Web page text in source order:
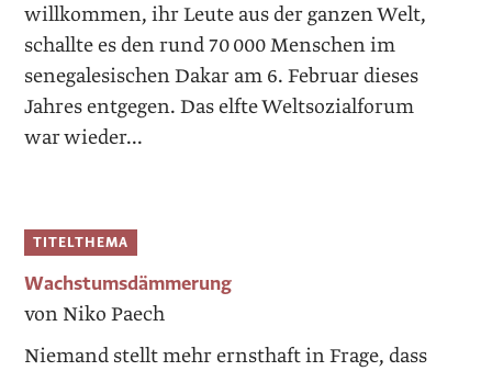
willkommen, ihr Leute aus der ganzen Welt,
schallte es den rund 70 000 Menschen im
senegalesischen Dakar am 6. Februar dieses
Jahres entgegen. Das elfte Weltsozialforum
war wieder...
TITELTHEMA
Wachstumsdämmerung
von Niko Paech
Niemand stellt mehr ernsthaft in Frage, dass